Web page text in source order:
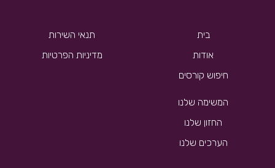
בית
אודות
חיפוש קורסים
תנאי השירות
מדיניות הפרטיות
המשימה שלנו
החזון שלנו
הערכים שלנו